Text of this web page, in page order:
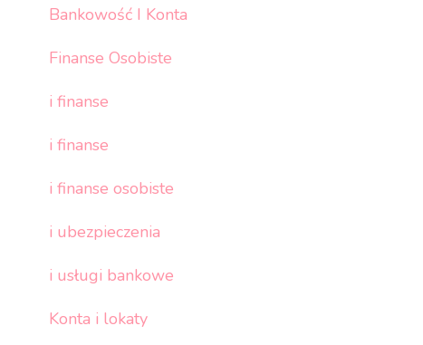
Bankowość I Konta
Finanse Osobiste
i finanse
i finanse
i finanse osobiste
i ubezpieczenia
i usługi bankowe
Konta i lokaty